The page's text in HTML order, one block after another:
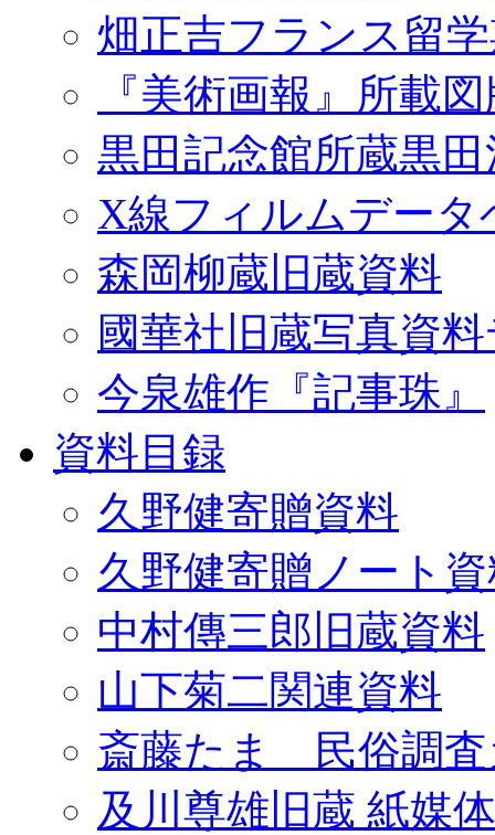
畑正吉フランス留
『美術画報』所載
黒田記念館所蔵黒
X線フィルムデータ
森岡柳蔵旧蔵資料
國華社旧蔵写真資
今泉雄作『記事珠』
資料目録
久野健寄贈資料
久野健寄贈ノート
中村傳三郎旧蔵資料
山下菊二関連資料
斎藤たま 民俗調査
及川尊雄旧蔵 紙媒